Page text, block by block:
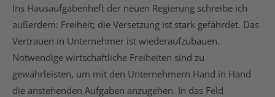
Ins Hausaufgabenheft der neuen Regierung schreibe ich
außerdem: Freiheit; die Versetzung ist stark gefährdet. Das
Vertrauen in Unternehmer ist wiederaufzubauen.
Notwendige wirtschaftliche Freiheiten sind zu
gewährleisten, um mit den Unternehmern Hand in Hand
die anstehenden Aufgaben anzugehen. In das Feld